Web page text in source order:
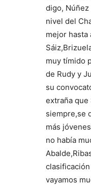
digo,
nivel del
mejor hasta
muy tímido
de Rudy y
su
extraña
siempre,se
más
no había
vayamos